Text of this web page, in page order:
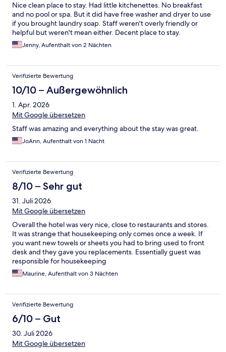
Nice clean place to stay. Had little kitchenettes. No breakfast
and no pool or spa. But it did have free washer and dryer to use
if you brought laundry soap. Staff weren't overly friendly or
helpful but weren't mean either. Decent place to stay.
Jenny, Aufenthalt von 2 Nächten
Verifizierte Bewertung
10/10 – Außergewöhnlich
1. Apr. 2026
Mit Google übersetzen
Staff was amazing and everything about the stay was great.
JoAnn, Aufenthalt von 1 Nacht
Verifizierte Bewertung
8/10 – Sehr gut
31. Juli 2026
Mit Google übersetzen
Overall the hotel was very nice, close to restaurants and stores.
It was strange that housekeeping only comes once a week. If
you want new towels or sheets you had to bring used to front
desk and they gave you replacements. Essentially guest was
responsible for housekeeping
Maurine, Aufenthalt von 3 Nächten
Verifizierte Bewertung
6/10 – Gut
30. Juli 2026
Mit Google übersetzen